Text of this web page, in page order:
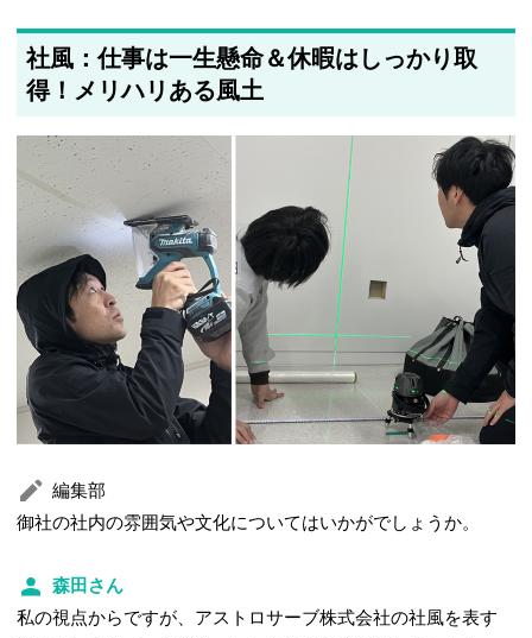
社風：仕事は一生懸命＆休暇はしっかり取
得！メリハリある風土
編集部
御社の社内の雰囲気や文化についてはいかがでしょうか。
森田さん
私の視点からですが、アストロサーブ株式会社の社風を表す